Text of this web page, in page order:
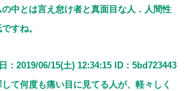
中とは言え怠け者と真面目な人．人間性
すね。
：2019/06/15(土) 12:34:15 ID：5bd723443
て何度も痛い目に見てる人が、軽々しく